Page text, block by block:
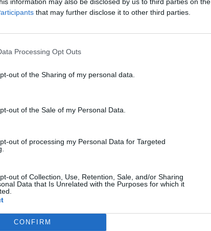
that may further disclose it to other third parties.
Processing Opt Outs
out of the Sharing of my personal data.
out of the Sale of my Personal Data.
out of processing my Personal Data for Targeted
out of Collection, Use, Retention, Sale, and/or Sharing
Data that Is Unrelated with the Purposes for which it
CONFIRM
Elkészült a Liszt Ferenc repülőtér
Egyetlen, fél évszázados
Épített öröksége megújításával is